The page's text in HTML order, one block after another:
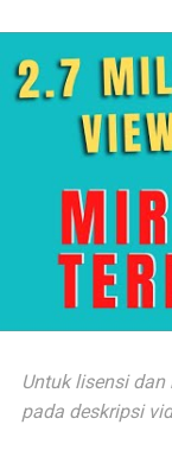
Untuk lisensi
pada deskripsi